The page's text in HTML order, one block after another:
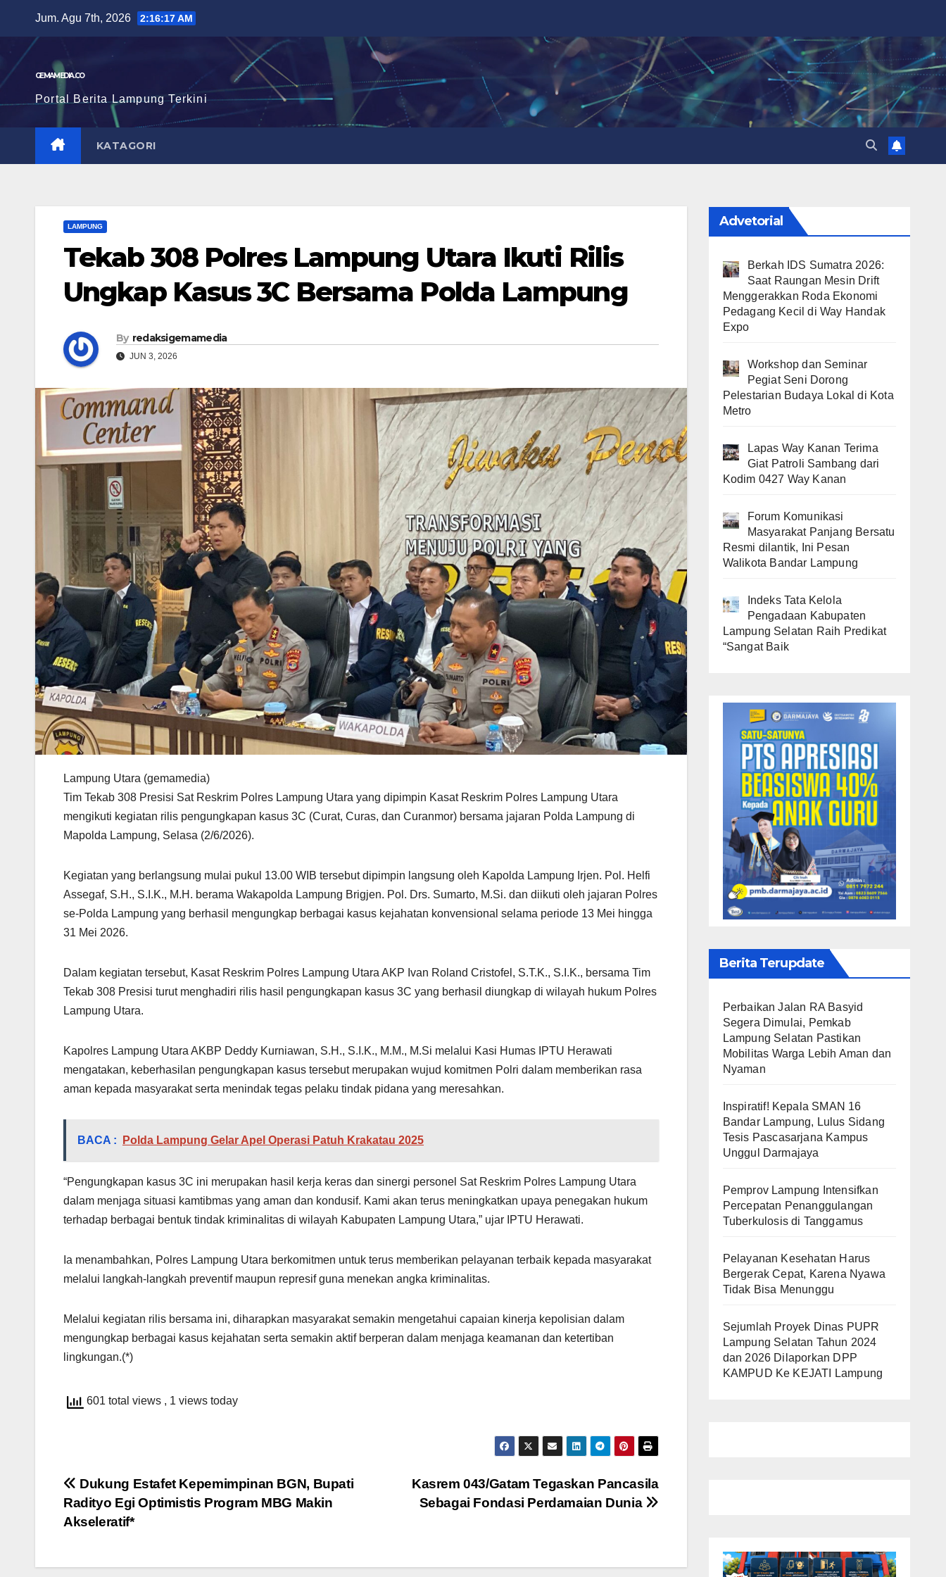
content
Jum. Agu 7th, 2026 2:16:18 AM
GEMAMEDIA.CO
Portal Berita Lampung Terkini
KATAGORI
LAMPUNG
Tekab 308 Polres Lampung Utara Ikuti Rilis
Ungkap Kasus 3C Bersama Polda Lampung
By redaksigemamedia
JUN 3, 2026
Lampung Utara (gemamedia)
Tim Tekab 308 Presisi Sat Reskrim Polres Lampung Utara yang dipimpin Kasat Reskrim Polres Lampung Utara
mengikuti kegiatan rilis pengungkapan kasus 3C (Curat, Curas, dan Curanmor) bersama jajaran Polda Lampung di
Mapolda Lampung, Selasa (2/6/2026).
Kegiatan yang berlangsung mulai pukul 13.00 WIB tersebut dipimpin langsung oleh Kapolda Lampung Irjen. Pol. Helfi
Assegaf, S.H., S.I.K., M.H. berama Wakapolda Lampung Brigjen. Pol. Drs. Sumarto, M.Si. dan diikuti oleh jajaran Polres
se-Polda Lampung yang berhasil mengungkap berbagai kasus kejahatan konvensional selama periode 13 Mei hingga
31 Mei 2026.
Dalam kegiatan tersebut, Kasat Reskrim Polres Lampung Utara AKP Ivan Roland Cristofel, S.T.K., S.I.K., bersama Tim
Tekab 308 Presisi turut menghadiri rilis hasil pengungkapan kasus 3C yang berhasil diungkap di wilayah hukum Polres
Lampung Utara.
Kapolres Lampung Utara AKBP Deddy Kurniawan, S.H., S.I.K., M.M., M.Si melalui Kasi Humas IPTU Herawati
mengatakan, keberhasilan pengungkapan kasus tersebut merupakan wujud komitmen Polri dalam memberikan rasa
aman kepada masyarakat serta menindak tegas pelaku tindak pidana yang meresahkan.
BACA : Polda Lampung Gelar Apel Operasi Patuh Krakatau 2025
“Pengungkapan kasus 3C ini merupakan hasil kerja keras dan sinergi personel Sat Reskrim Polres Lampung Utara
dalam menjaga situasi kamtibmas yang aman dan kondusif. Kami akan terus meningkatkan upaya penegakan hukum
terhadap berbagai bentuk tindak kriminalitas di wilayah Kabupaten Lampung Utara,” ujar IPTU Herawati.
Ia menambahkan, Polres Lampung Utara berkomitmen untuk terus memberikan pelayanan terbaik kepada masyarakat
melalui langkah-langkah preventif maupun represif guna menekan angka kriminalitas.
Melalui kegiatan rilis bersama ini, diharapkan masyarakat semakin mengetahui capaian kinerja kepolisian dalam
mengungkap berbagai kasus kejahatan serta semakin aktif berperan dalam menjaga keamanan dan ketertiban
lingkungan.(*)
601 total views , 1 views today
Navigasi
pos
Kasrem 043/Gatam Tegaskan Pancasila
Sebagai Fondasi Perdamaian Dunia
Dukung Estafet Kepemimpinan BGN, Bupati
Radityo Egi Optimistis Program MBG Makin
Akseleratif*
Advetorial
Berkah IDS Sumatra 2026:
Saat Raungan Mesin Drift
Menggerakkan Roda Ekonomi
Pedagang Kecil di Way Handak
Expo
Workshop dan Seminar
Pegiat Seni Dorong
Pelestarian Budaya Lokal di Kota
Metro
Lapas Way Kanan Terima
Giat Patroli Sambang dari
Kodim 0427 Way Kanan
Forum Komunikasi
Masyarakat Panjang Bersatu
Resmi dilantik, Ini Pesan
Walikota Bandar Lampung
Indeks Tata Kelola
Pengadaan Kabupaten
Lampung Selatan Raih Predikat
“Sangat Baik
Berita Terupdate
Perbaikan Jalan RA Basyid
Segera Dimulai, Pemkab
Lampung Selatan Pastikan
Mobilitas Warga Lebih Aman dan
Nyaman
Inspiratif! Kepala SMAN 16
Bandar Lampung, Lulus Sidang
Tesis Pascasarjana Kampus
Unggul Darmajaya
Pemprov Lampung Intensifkan
Percepatan Penanggulangan
Tuberkulosis di Tanggamus
Pelayanan Kesehatan Harus
Bergerak Cepat, Karena Nyawa
Tidak Bisa Menunggu
Sejumlah Proyek Dinas PUPR
Lampung Selatan Tahun 2024
dan 2026 Dilaporkan DPP
KAMPUD Ke KEJATI Lampung